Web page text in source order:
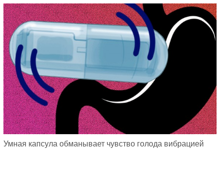
Умная капсула обманывает чувство голода вибрацией